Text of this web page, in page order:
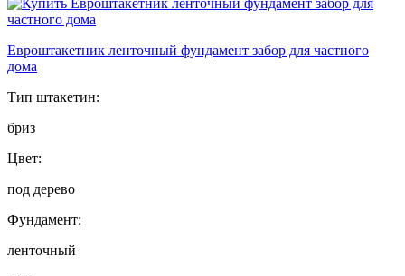
Евроштакетник ленточный фундамент забор для частного
дома
Тип штакетин:
бриз
Цвет:
под дерево
Фундамент:
ленточный